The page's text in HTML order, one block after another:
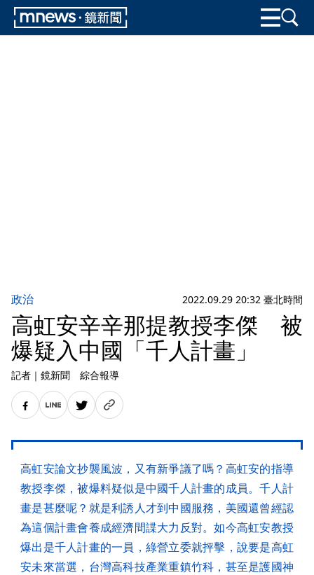
政治 2022.09.29 20:32 臺北時間
高虹安辛辛那提教授李傑 被
爆疑入中國「千人計畫」
記者 ｜ 鏡新聞 綜合報導
高虹安論文抄襲風波，又有新爭議了嗎？高虹安的指導
教授李傑，被爆料疑似是中國千人計畫的成員。千人計
畫是甚麼呢？就是利誘人才到中國服務，美國還曾經認
為這個計畫會養成經濟間諜大力反對。如今高虹安教授
爆出是千人計畫的一員，綠營立委就抨擊，說要是高虹
安未來當選，台灣高科技產業重鎮竹科，甚至是護國神